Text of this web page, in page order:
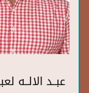
عبــد